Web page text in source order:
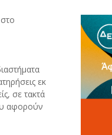
εκ
σε τακτά
αφορούν